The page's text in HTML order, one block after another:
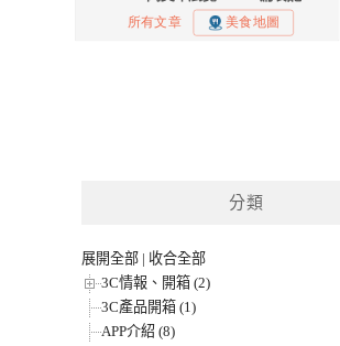
分類
展開全部 | 收合全部
3C情報、開箱 (2)
3C產品開箱 (1)
APP介紹 (8)